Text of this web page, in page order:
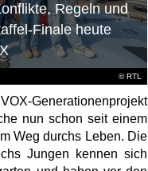
© RTL
Regeln und
Finale heute
Generationenprojekt
nun schon seit einem
Weg durchs Leben. Die
Jungen kennen sich